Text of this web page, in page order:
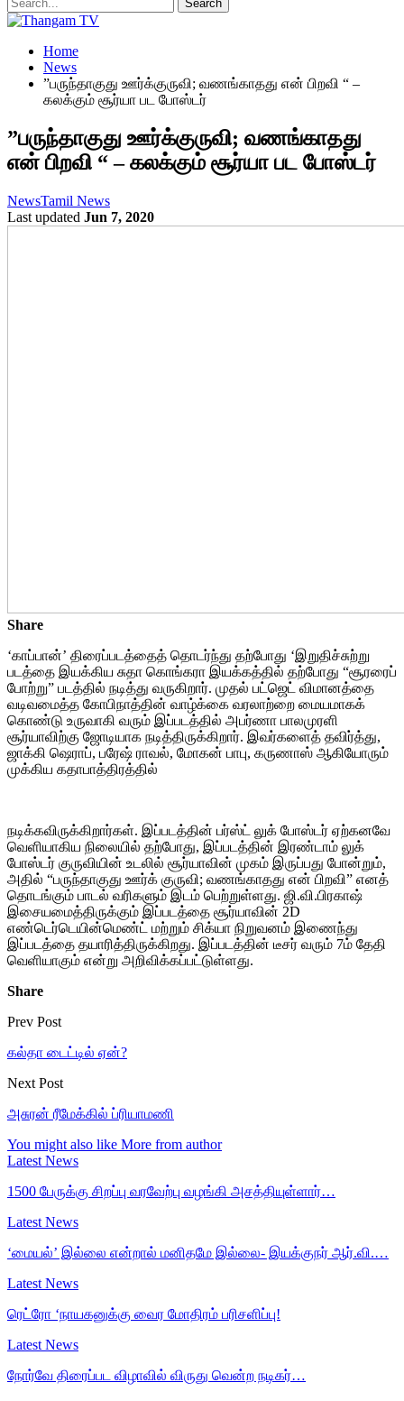
Home
News
”பருந்தாகுது ஊர்க்குருவி; வணங்காதது என் பிறவி “ –
கலக்கும் சூர்யா பட போஸ்டர்
”பருந்தாகுது ஊர்க்குருவி; வணங்காதது
என் பிறவி “ – கலக்கும் சூர்யா பட போஸ்டர்
NewsTamil News
Last updated Jun 7, 2020
Share
‘காப்பான்’ திரைப்படத்தைத் தொடர்ந்து தற்போது ‘இறுதிச்சுற்று
படத்தை இயக்கிய சுதா கொங்கரா இயக்கத்தில் தற்போது “சூரரைப்
போற்று” படத்தில் நடித்து வருகிறார். முதல் பட்ஜெட் விமானத்தை
வடிவமைத்த கோபிநாத்தின் வாழ்க்கை வரலாற்றை மையமாகக்
கொண்டு உருவாகி வரும் இப்படத்தில் அபர்ணா பாலமுரளி
சூர்யாவிற்கு ஜோடியாக நடித்திருக்கிறார். இவர்களைத் தவிர்த்து,
ஜாக்கி ஷெராப், பரேஷ் ராவல், மோகன் பாபு, கருணாஸ் ஆகியோரும்
முக்கிய கதாபாத்திரத்தில்
நடிக்கவிருக்கிறார்கள். இப்படத்தின் பர்ஸ்ட் லுக் போஸ்டர் ஏற்கனவே
வெளியாகிய நிலையில் தற்போது, இப்படத்தின் இரண்டாம் லுக்
போஸ்டர் குருவியின் உடலில் சூர்யாவின் முகம் இருப்பது போன்றும்,
அதில் “பருந்தாகுது ஊர்க் குருவி; வணங்காதது என் பிறவி” எனத்
தொடங்கும் பாடல் வரிகளும் இடம் பெற்றுள்ளது. ஜி.வி.பிரகாஷ்
இசையமைத்திருக்கும் இப்படத்தை சூர்யாவின் 2D
எண்டெர்டெயின்மெண்ட் மற்றும் சிக்யா நிறுவனம் இணைந்து
இப்படத்தை தயாரித்திருக்கிறது. இப்படத்தின் டீசர் வரும் 7ம் தேதி
வெளியாகும் என்று அறிவிக்கப்பட்டுள்ளது.
Share
Prev Post
கல்தா டைட்டில் ஏன்?
Next Post
அசுரன் ரீமேக்கில் ப்ரியாமணி
You might also like More from author
Latest News
1500 பேருக்கு சிறப்பு வரவேற்பு வழங்கி அசத்தியுள்ளார்…
Latest News
‘மையல்’ இல்லை என்றால் மனிதமே இல்லை- இயக்குநர் ஆர்.வி.…
Latest News
ரெட்ரோ ‘நாயகனுக்கு வைர மோதிரம் பரிசளிப்பு!
Latest News
நோர்வே திரைப்பட விழாவில் விருது வென்ற நடிகர்…